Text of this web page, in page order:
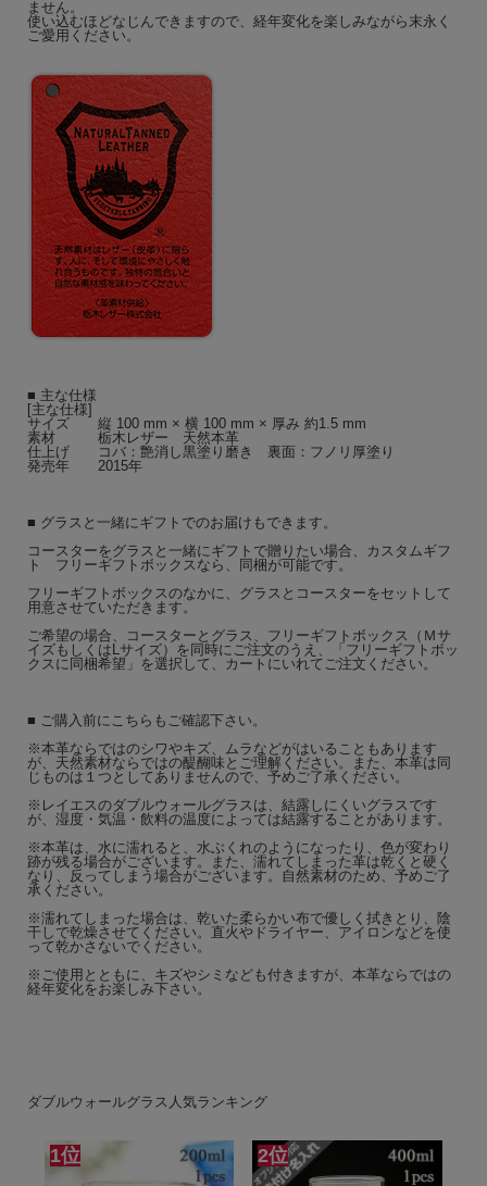
ません。
使い込むほどなじんできますので、経年変化を楽しみながら末永く
ご愛用ください。
■ 主な仕様
[主な仕様]
サイズ 縦 100 mm × 横 100 mm × 厚み 約1.5 mm
素材 栃木レザー 天然本革
仕上げ コバ：艶消し黒塗り磨き 裏面：フノリ厚塗り
発売年 2015年
■ グラスと一緒にギフトでのお届けもできます。
コースターをグラスと一緒にギフトで贈りたい場合、カスタムギフ
ト フリーギフトボックスなら、同梱が可能です。
フリーギフトボックスのなかに、グラスとコースターをセットして
用意させていただきます。
ご希望の場合、コースターとグラス、フリーギフトボックス（Ｍサ
イズもしくはLサイズ）を同時にご注文のうえ、「フリーギフトボッ
クスに同梱希望」を選択して、カートにいれてご注文ください。
■ ご購入前にこちらもご確認下さい。
※本革ならではのシワやキズ、ムラなどがはいることもあります
が、天然素材ならではの醍醐味とご理解ください。また、本革は同
じものは１つとしてありませんので、予めご了承ください。
※レイエスのダブルウォールグラスは、結露しにくいグラスです
が、湿度・気温・飲料の温度によっては結露することがあります。
※本革は、水に濡れると、水ぶくれのようになったり、色が変わり
跡が残る場合がございます。また、濡れてしまった革は乾くと硬く
なり、反ってしまう場合がございます。自然素材のため、予めご了
承ください。
※濡れてしまった場合は、乾いた柔らかい布で優しく拭きとり、陰
干しで乾燥させてください。直火やドライヤー、アイロンなどを使
って乾かさないでください。
※ご使用とともに、キズやシミなども付きますが、本革ならではの
経年変化をお楽しみ下さい。
ダブルウォールグラス人気ランキング
1位 2位